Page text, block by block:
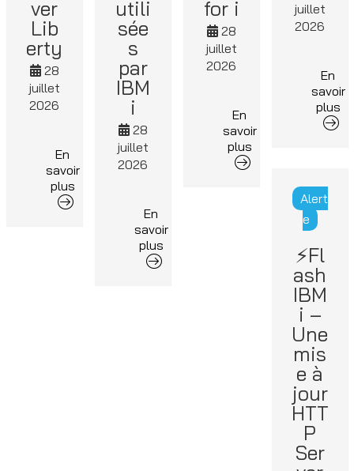
ver
Lib
erty
28
juillet
2026
En
savoir
plus
utili
sée
s
par
IBM
i
28
juillet
2026
En
savoir
plus
for i
28
juillet
2026
En
savoir
plus
juillet
2026
En
savoir
plus
Alert
e
⚡Fl
ash
IBM
i –
Une
mis
e à
jour
HTT
P
Ser